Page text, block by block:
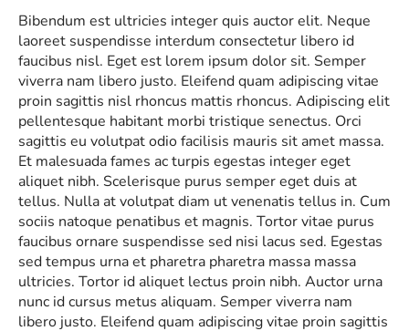
Bibendum est ultricies integer quis auctor elit. Neque
laoreet suspendisse interdum consectetur libero id
faucibus nisl. Eget est lorem ipsum dolor sit. Semper
viverra nam libero justo. Eleifend quam adipiscing vitae
proin sagittis nisl rhoncus mattis rhoncus. Adipiscing elit
pellentesque habitant morbi tristique senectus. Orci
sagittis eu volutpat odio facilisis mauris sit amet massa.
Et malesuada fames ac turpis egestas integer eget
aliquet nibh. Scelerisque purus semper eget duis at
tellus. Nulla at volutpat diam ut venenatis tellus in. Cum
sociis natoque penatibus et magnis. Tortor vitae purus
faucibus ornare suspendisse sed nisi lacus sed. Egestas
sed tempus urna et pharetra pharetra massa massa
ultricies. Tortor id aliquet lectus proin nibh. Auctor urna
nunc id cursus metus aliquam. Semper viverra nam
libero justo. Eleifend quam adipiscing vitae proin sagittis